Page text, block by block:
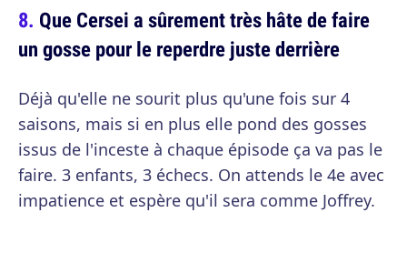
Que Cersei a sûrement très hâte de faire
un gosse pour le reperdre juste derrière
Déjà qu'elle ne sourit plus qu'une fois sur 4
saisons, mais si en plus elle pond des gosses
issus de l'inceste à chaque épisode ça va pas le
faire. 3 enfants, 3 échecs. On attends le 4e avec
impatience et espère qu'il sera comme Joffrey.